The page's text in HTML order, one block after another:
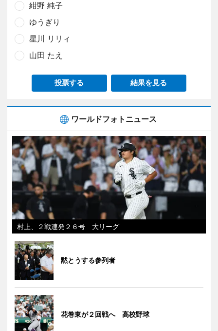
紺野 純子
ゆうぎり
星川 リリィ
山田 たえ
投票する 結果を見る
ワールドフォトニュース
村上、２戦連発２６号 大リーグ
黙とうする参列者
花巻東が２回戦へ 高校野球